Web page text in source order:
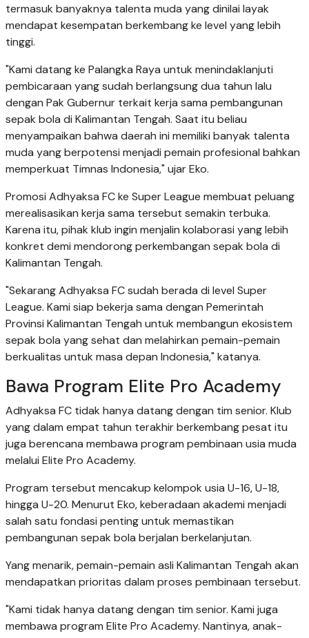
termasuk banyaknya talenta muda yang dinilai layak
mendapat kesempatan berkembang ke level yang lebih
tinggi.
"Kami datang ke Palangka Raya untuk menindaklanjuti
pembicaraan yang sudah berlangsung dua tahun lalu
dengan Pak Gubernur terkait kerja sama pembangunan
sepak bola di Kalimantan Tengah. Saat itu beliau
menyampaikan bahwa daerah ini memiliki banyak talenta
muda yang berpotensi menjadi pemain profesional bahkan
memperkuat Timnas Indonesia," ujar Eko.
Promosi Adhyaksa FC ke Super League membuat peluang
merealisasikan kerja sama tersebut semakin terbuka.
Karena itu, pihak klub ingin menjalin kolaborasi yang lebih
konkret demi mendorong perkembangan sepak bola di
Kalimantan Tengah.
"Sekarang Adhyaksa FC sudah berada di level Super
League. Kami siap bekerja sama dengan Pemerintah
Provinsi Kalimantan Tengah untuk membangun ekosistem
sepak bola yang sehat dan melahirkan pemain-pemain
berkualitas untuk masa depan Indonesia," katanya.
Bawa Program Elite Pro Academy
Adhyaksa FC tidak hanya datang dengan tim senior. Klub
yang dalam empat tahun terakhir berkembang pesat itu
juga berencana membawa program pembinaan usia muda
melalui Elite Pro Academy.
Program tersebut mencakup kelompok usia U-16, U-18,
hingga U-20. Menurut Eko, keberadaan akademi menjadi
salah satu fondasi penting untuk memastikan
pembangunan sepak bola berjalan berkelanjutan.
Yang menarik, pemain-pemain asli Kalimantan Tengah akan
mendapatkan prioritas dalam proses pembinaan tersebut.
"Kami tidak hanya datang dengan tim senior. Kami juga
membawa program Elite Pro Academy. Nantinya, anak-